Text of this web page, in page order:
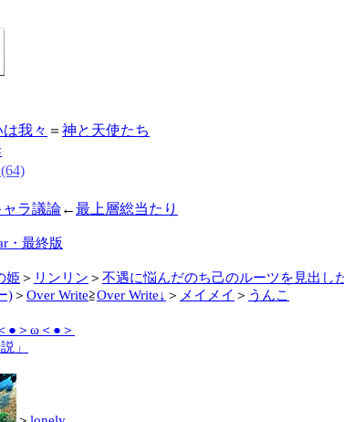
我々 ＝ 神と天使たち
ラ議論←最上層総当たり
・最終版
姫 ＞ リンリン ＞ 不遇に悩んだのち己のルーツを見出し
)＞ Over Write≧Over Write↓ ＞ メイメイ ＞ うんこ
●＞ω＜●＞
」